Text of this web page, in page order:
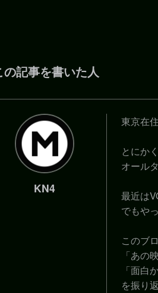
の記事を書いた人
KN4
東京在
とにか
オール
最近は
でもや
このブ
「あの
「面白
を振り